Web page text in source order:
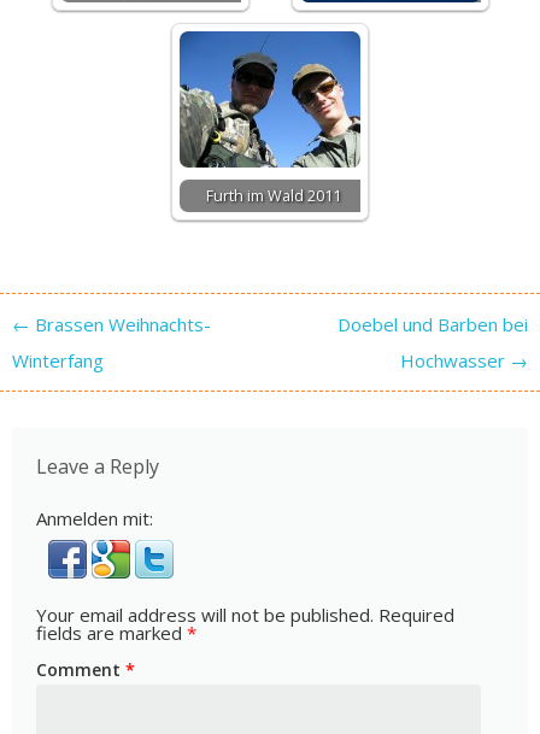
Furth im Wald 2011
Post navigation
← Brassen Weihnachts-
Winterfang
Doebel und Barben bei
Hochwasser →
Leave a Reply
Anmelden mit:
Your email address will not be published. Required
fields are marked *
Comment *